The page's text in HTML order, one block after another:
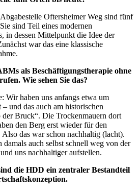
Oftersheimer Weg sind fünf
sind Teil eines modernen
in dessen Mittelpunkt die Idee der
war das eine klassische
als Beschäftigungstherapie ohne
Wie sehen Sie das?
Wir haben uns anfangs etwa um
und das auch am historischen
der Bruck“. Die Trockenmauern dort
den Berg erst wieder für den
das war schon nachhaltig (lacht).
auch selbst schnell weg von der
uns nachhaltiger aufstellen.
die HDD ein zentraler Bestandteil